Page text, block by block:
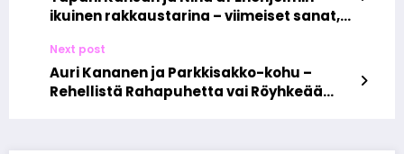
ikuinen rakkaustarina – viimeiset sanat,
Next post
Auri Kananen ja Parkkisakko-kohu –
Rehellistä Rahapuhetta vai Röyhkeää